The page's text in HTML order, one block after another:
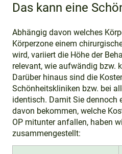
Das kann eine
Abhängig davon welches
Körperzone einem
wird, variiert die Höhe der
relevant, wie aufwändig bzw.
Darüber hinaus sind die
Schönheitskliniken bzw. bei
identisch. Damit Sie dennoch
davon bekommen, welche
OP mitunter anfallen, haben
zusammengestellt: